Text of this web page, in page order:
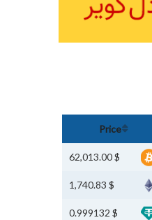
Price
$ 62,013.00
$ 1,740.83
$ 0.999132